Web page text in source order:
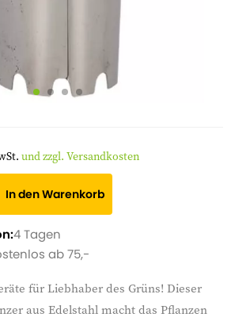
für Liebhaber des Grüns! Dieser
aus Edelstahl macht das Pflanzen
und zzgl. Versandkosten
In den Warenkorb
4 Tagen
ab 75,-